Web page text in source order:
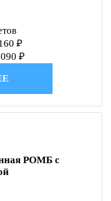
₽
₽
РОМБ с